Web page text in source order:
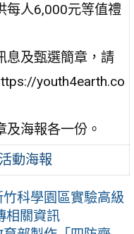
每人6,000元等值禮
息及甄選簡章，請
youth4earth.co
及海報各一份。
動海報
竹科學園區實驗高級
相關資訊